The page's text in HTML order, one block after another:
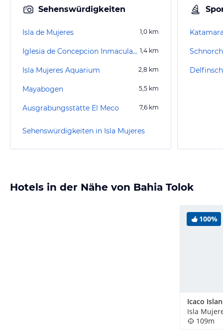
Sehenswürdigkeiten
Isla de Mujeres 1,0 km
Iglesia de Concepcion Inmaculada 1,4 km
Isla Mujeres Aquarium 2,8 km
Mayabogen 5,5 km
Ausgrabungsstätte El Meco 7,6 km
Sehenswürdigkeiten in Isla Mujeres
Hotels in der Nähe von Bahia Tolok
100%
Isla
109m